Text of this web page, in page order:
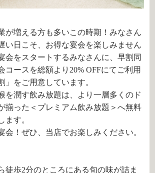
が増える方も多いこの時期！みなさん
い日こそ、お得な宴会を楽しみません
会をスタートするみなさんに、早割同
コースを総額より20% OFFにてご利用
」をご用意しています。
を潤す飲み放題は、より一層多くのド
揃った＜プレミアム飲み放題＞へ無料
ます。
会！ぜひ、当店でお楽しみください。
徒歩2分のところにある旬の味が詰ま